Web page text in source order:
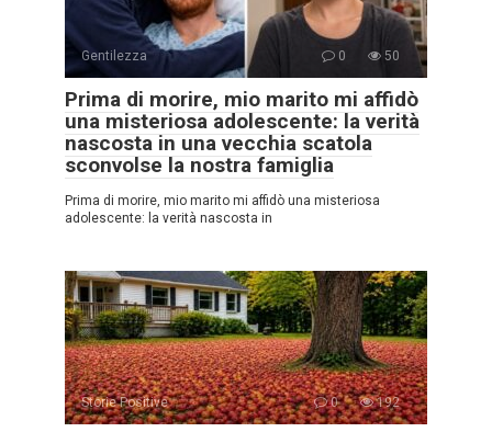
Gentilezza 0 50
Prima di morire, mio marito mi affidò
una misteriosa adolescente: la verità
nascosta in una vecchia scatola
sconvolse la nostra famiglia
Prima di morire, mio marito mi affidò una misteriosa
adolescente: la verità nascosta in
Storie Positive 0 192